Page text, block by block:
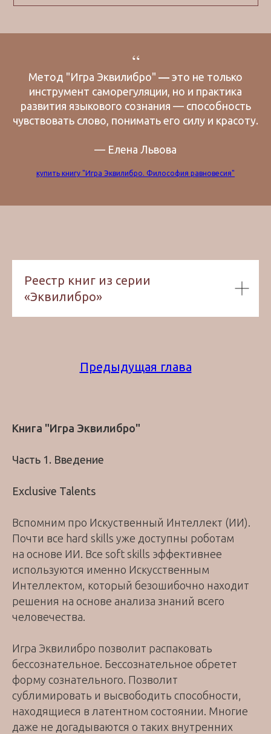
“
Метод "Игра Эквилибро" — это не только
инструмент саморегуляции, но и практика
развития языкового сознания — способность
чувствовать слово, понимать его силу и красоту.
— Елена Львова
купить книгу "Игра Эквилибро. Философия равновесия"
Реестр книг из серии
«Эквилибро»
Предыдущая глава
Книга "Игра Эквилибро"
Часть 1. Введение
Exclusive Talents
Вспомним про Искуственный Интеллект (ИИ).
Почти все hard skills уже доступны роботам
на основе ИИ. Все soft skills эффективнее
используются именно Искусственным
Интеллектом, который безошибочно находит
решения на основе анализа знаний всего
человечества.
Игра Эквилибро позволит распаковать
бессознательное. Бессознательное обретет
форму сознательного. Позволит
сублимировать и высвободить способности,
находящиеся в латентном состоянии. Многие
даже не догадываются о таких внутренних